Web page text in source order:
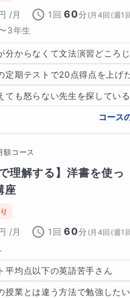
保護者の方々の声
/月 1回 60分 (月4回(週1
3年生
分からなくて文法演習どころ
定期テストで20点得点を上げ
ても怒らない先生を探してい
コース
額コース
理解する】洋書を使っ
座
/月 1回 60分 (月4回(週1
平均点以下の英語苦手さん
授業とは違う方法で勉強した